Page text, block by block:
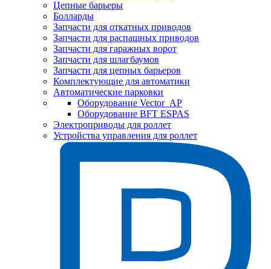
Цепные барьеры
Болларды
Запчасти для откатных приводов
Запчасти для распашных приводов
Запчасти для гаражных ворот
Запчасти для шлагбаумов
Запчасти для цепных барьеров
Комплектующие для автоматики
Автоматические парковки
Оборудование Vector_AP
Оборудование BFT ESPAS
Электроприводы для роллет
Устройства управления для роллет